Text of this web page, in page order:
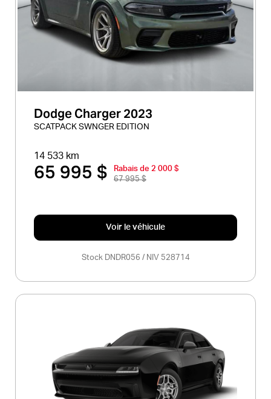
Dodge Charger 2023
SCATPACK SWNGER EDITION
14 533 km
65 995 $
Rabais de 2 000 $
67 995 $
Voir le véhicule
Stock DNDR056 / NIV 528714